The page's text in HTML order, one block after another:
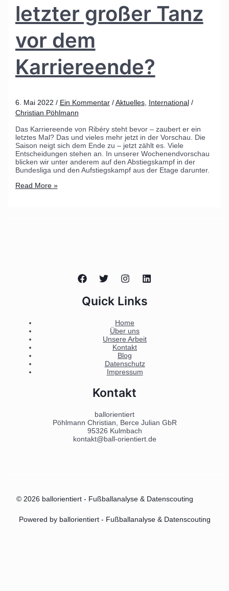
letzter großer Tanz
vor dem
Karriereende?
6. Mai 2022 / Ein Kommentar /Aktuelles, International/
Christian Pöhlmann
Das Karriereende von Ribéry steht bevor – zaubert er ein
letztes Mal? Das und vieles mehr jetzt in der Vorschau. Die
Saison neigt sich dem Ende zu – jetzt zählt es. Viele
Entscheidungen stehen an. In unserer Wochenendvorschau
blicken wir unter anderem auf den Abstiegskampf in der
Bundesliga und den Aufstiegskampf aus der Etage darunter.
Read More »
Quick Links
Home
Über uns
Unsere Arbeit
Kontakt
Blog
Datenschutz
Impressum
Kontakt
ballorientiert
Pöhlmann Christian, Berce Julian GbR
95326 Kulmbach
kontakt@ball-orientiert.de
© 2026 ballorientiert - Fußballanalyse & Datenscouting
Powered by ballorientiert - Fußballanalyse & Datenscouting